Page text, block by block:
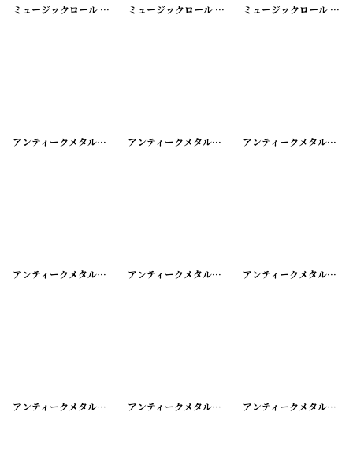
ミュージックロール [20200428-2]
ミュージックロール [20200428-3]
ミュージックロール [
アンティークメタルスタンプ COLLAGE OF ST.FRANCIS [20240606-01
アンティークメタルスタンプ FITZGERALD'S アンティークメタルスタンプ FOLGER ADAM CO.
アンティークメタルスタンプ FOR DEFENSE BUY [20240606-09]
アンティークメタルスタンプ JOLIET FEDERAL SAVINGS アンティークメタルスタンプ AMBASSADOR
アンティークメタルスタンプ FOLGER ADAM CO. [20240606-14]
アンティークメタルスタンプ タウ フリーメイソン アンティークメタルスタンプ UR KNIGHT OF PYTHIAS F C B